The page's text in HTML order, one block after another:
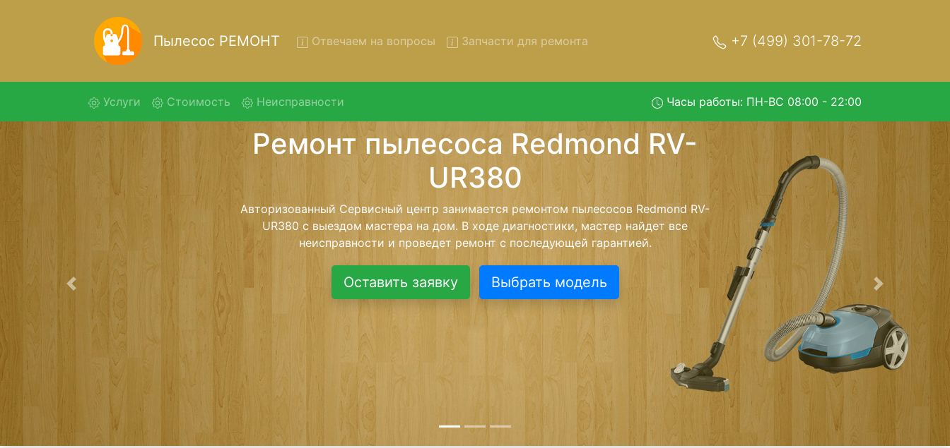
Пылесос РЕМОНТ Отвечаем на вопросы Запчасти для ремонта +7 (499) 301-78-72
Услуги (current)Стоимость Неисправности Часы работы: ПН-ВС 08:00 - 22:00
Ремонт пылесосов Redmond RV-UR380 с
вывозом в сервис
Ремонт пылесосов Redmond RV-UR380 с вывозом в сервисный центр и обратно - с
помощью нашей бесплатной услуги, специалист заберет Ваш пылесос для
дальнейшего более детального ремонта. Оговоренная стоимость ремонта
останется неизменно при возвращении видеотехники обратно.
Оставить заявку Выбрать модель
Предыдущая Следующая